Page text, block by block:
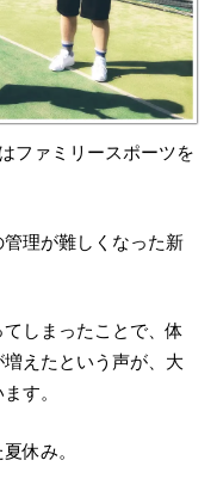
ファミリースポーツを
理が難しくなった新
しまったことで、体
えたという声が、大
す。
休み。